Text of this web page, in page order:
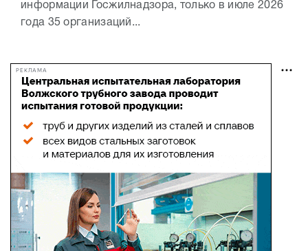
информации Госжилнадзора, только в июле 2026
года 35 организаций...
РЕКЛАМА